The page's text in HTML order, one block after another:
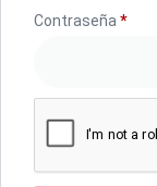
Contraseña *